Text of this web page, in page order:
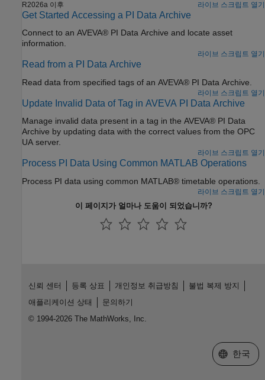
R2026a 이후 라이브 스크립트 열기
Get Started Accessing a PI Data Archive
Connect to an AVEVA® PI Data Archive and locate asset
information.
라이브 스크립트 열기
Read from a PI Data Archive
Read data from specified tags of an AVEVA® PI Data Archive.
라이브 스크립트 열기
Update Invalid Data of Tag in AVEVA PI Data Archive
Manage invalid data present in a tag in the AVEVA® PI Data
Archive by updating data with the correct values from the OPC
UA server.
라이브 스크립트 열기
Process PI Data Using Common MATLAB Operations
Process PI data using common MATLAB® timetable operations.
라이브 스크립트 열기
이 페이지가 얼마나 도움이 되었습니까?
신뢰 센터 등록 상표 개인정보 취급방침
불법 복제 방지
애플리케이션 상태
문의하기
© 1994-2026 The MathWorks, Inc.
웹사이트
한국